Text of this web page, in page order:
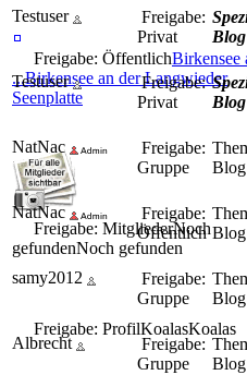
Freigabe: ÖffentlichBirkensee
...Birkensee an der Langwieder
Seenplatte
Freigabe: MitgliederNoch
gefundenNoch gefunden
Freigabe: ProfilKoalasKoalas
Testuser
Freigabe:
Privat
Blog
Testuser
Freigabe:
Privat
Blog
NatNac
Freigabe:
Gruppe
Blog
NatNac
Freigabe:
Öffentlich Blog
samy2012
Freigabe:
Gruppe
Blog
Albrecht
Freigabe:
Gruppe
Blog